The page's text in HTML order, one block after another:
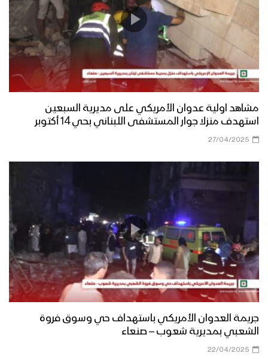
مشاهد اولية عدوان الأمريكي على مديرية السبعين
استهدف منزلا جوار المستشفى اللبناني بحي 14 أكتوبر
27/04/2025
جريمة العدوان الأمريكي باستهداف حي وسوق فروة
الشعبي بمديرية شعوب – صنعاء
22/04/2025